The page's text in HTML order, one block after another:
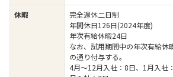
休暇
完全週休二日制
年間休日126日(2024年度)
年次有給休暇24日
なお、試用期間中の年次有給休
の通り付与する。
4月～12月入社：8日、1月入社